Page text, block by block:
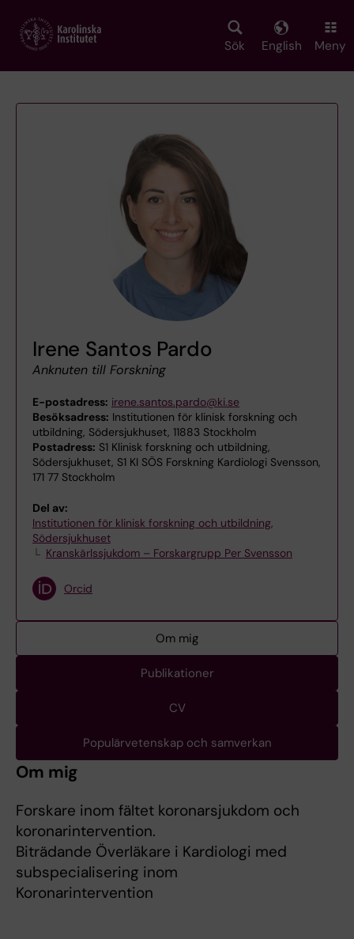
main
Sök English Meny
Irene Santos Pardo
Anknuten till Forskning
E-postadress: irene.santos.pardo@ki.se
Besöksadress: Institutionen för klinisk forskning och
utbildning, Södersjukhuset, 11883 Stockholm
Postadress: S1 Klinisk forskning och utbildning,
Södersjukhuset, S1 KI SÖS Forskning Kardiologi Svensson,
171 77 Stockholm
Del av:
Institutionen för klinisk forskning och utbildning,
Södersjukhuset
Kranskärlssjukdom – Forskargrupp Per Svensson
Orcid
Om mig
Publikationer
CV
Populärvetenskap och samverkan
Om mig
Forskare inom fältet koronarsjukdom och
koronarintervention.
Biträdande Överläkare i Kardiologi med
subspecialisering inom
Koronarintervention